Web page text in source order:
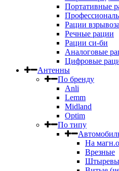
Портативные
Рации
Речные рации
Рации си-би
Аналоговые
Цифровые
Антенны
По бренду
Anli
Lemm
Midland
Optim
По типу
На
Врезные